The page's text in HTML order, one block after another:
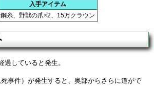
入手アイテム
鋼糸、野獣の爪×2、15万クラウン
過していると発生。
事件）が発生すると、奥部からさらに道がで